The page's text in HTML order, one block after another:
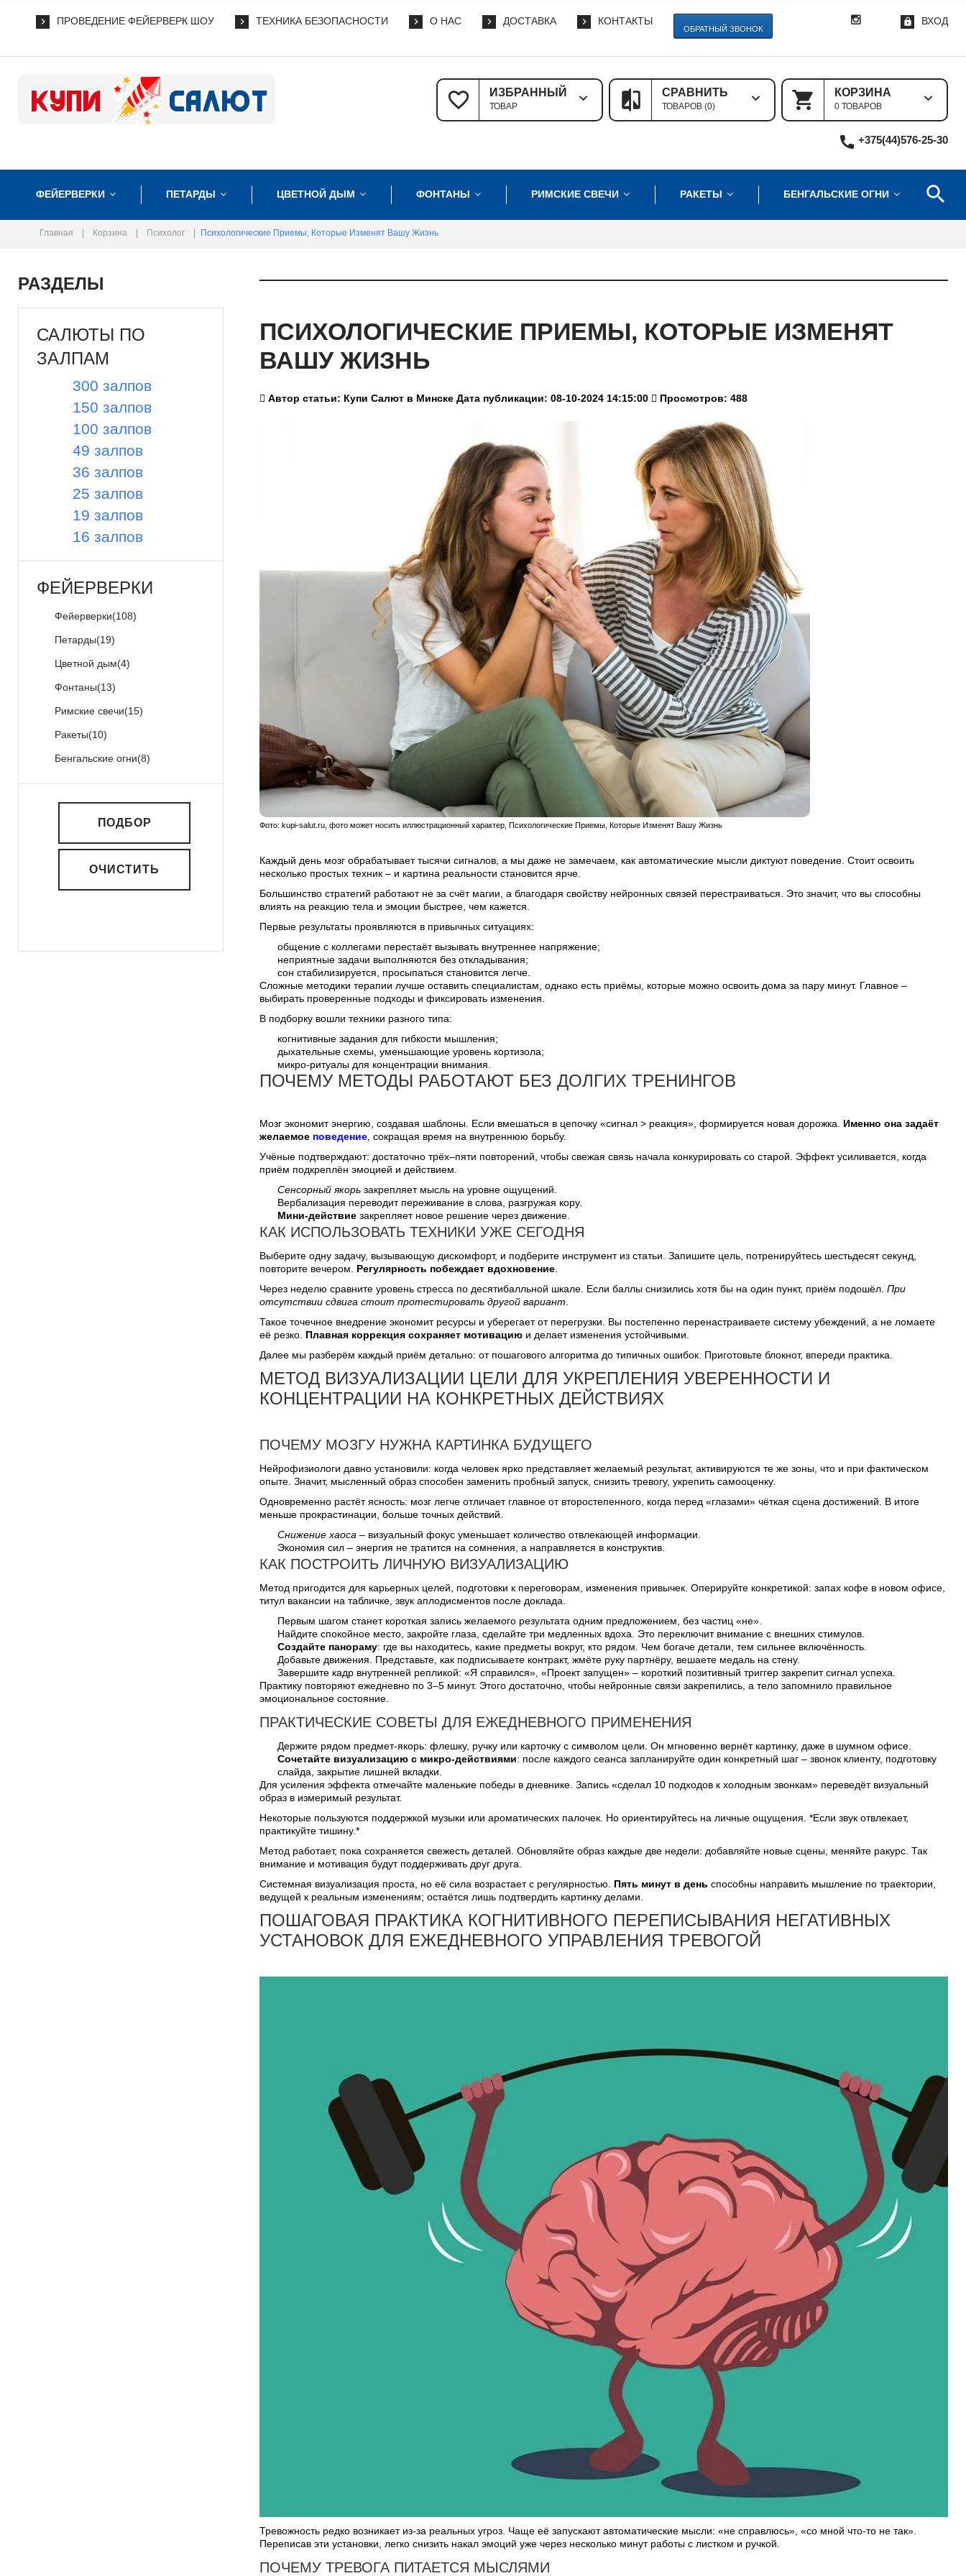
ПРОВЕДЕНИЕ ФЕЙЕРВЕРК ШОУ ТЕХНИКА БЕЗОПАСНОСТИ О НАС ДОСТАВКА КОНТАКТЫ ВХОД
ОБРАТНЫЙ ЗВОНОК
КОРЗИНА
0 ТОВАРОВ
СРАВНИТЬ
ТОВАРОВ (0)
ИЗБРАННЫЙ
ТОВАР
+375(44)576-25-30
ФЕЙЕРВЕРКИ ПЕТАРДЫ ЦВЕТНОЙ ДЫМ ФОНТАНЫ РИМСКИЕ СВЕЧИ РАКЕТЫ БЕНГАЛЬСКИЕ ОГНИ
Главная Корзина Психолог Психологические Приемы, Которые Изменят Вашу Жизнь
ПСИХОЛОГИЧЕСКИЕ ПРИЕМЫ, КОТОРЫЕ ИЗМЕНЯТ
ВАШУ ЖИЗНЬ
Автор статьи: Купи Салют в Минске Дата публикации: 08-10-2024 14:15:00 Просмотров: 488
Фото: kupi-salut.ru, фото может носить иллюстрационный характер, Психологические Приемы, Которые Изменят Вашу Жизнь
Каждый день мозг обрабатывает тысячи сигналов, а мы даже не замечаем, как автоматические мысли диктуют поведение. Стоит освоить
несколько простых техник – и картина реальности становится ярче.
Большинство стратегий работают не за счёт магии, а благодаря свойству нейронных связей перестраиваться. Это значит, что вы способны
влиять на реакцию тела и эмоции быстрее, чем кажется.
Первые результаты проявляются в привычных ситуациях:
общение с коллегами перестаёт вызывать внутреннее напряжение;
неприятные задачи выполняются без откладывания;
сон стабилизируется, просыпаться становится легче.
Сложные методики терапии лучше оставить специалистам, однако есть приёмы, которые можно освоить дома за пару минут. Главное –
выбирать проверенные подходы и фиксировать изменения.
В подборку вошли техники разного типа:
когнитивные задания для гибкости мышления;
дыхательные схемы, уменьшающие уровень кортизола;
микро-ритуалы для концентрации внимания.
ПОЧЕМУ МЕТОДЫ РАБОТАЮТ БЕЗ ДОЛГИХ ТРЕНИНГОВ
Мозг экономит энергию, создавая шаблоны. Если вмешаться в цепочку «сигнал > реакция», формируется новая дорожка. Именно она задаёт
желаемое поведение, сокращая время на внутреннюю борьбу.
Учёные подтверждают: достаточно трёх–пяти повторений, чтобы свежая связь начала конкурировать со старой. Эффект усиливается, когда
приём подкреплён эмоцией и действием.
Сенсорный якорь закрепляет мысль на уровне ощущений.
Вербализация переводит переживание в слова, разгружая кору.
Мини-действие закрепляет новое решение через движение.
КАК ИСПОЛЬЗОВАТЬ ТЕХНИКИ УЖЕ СЕГОДНЯ
Выберите одну задачу, вызывающую дискомфорт, и подберите инструмент из статьи. Запишите цель, потренируйтесь шестьдесят секунд,
повторите вечером. Регулярность побеждает вдохновение.
Через неделю сравните уровень стресса по десятибалльной шкале. Если баллы снизились хотя бы на один пункт, приём подошёл. При
отсутствии сдвига стоит протестировать другой вариант.
Такое точечное внедрение экономит ресурсы и уберегает от перегрузки. Вы постепенно перенастраиваете систему убеждений, а не ломаете
её резко. Плавная коррекция сохраняет мотивацию и делает изменения устойчивыми.
Далее мы разберём каждый приём детально: от пошагового алгоритма до типичных ошибок. Приготовьте блокнот, впереди практика.
МЕТОД ВИЗУАЛИЗАЦИИ ЦЕЛИ ДЛЯ УКРЕПЛЕНИЯ УВЕРЕННОСТИ И
КОНЦЕНТРАЦИИ НА КОНКРЕТНЫХ ДЕЙСТВИЯХ
ПОЧЕМУ МОЗГУ НУЖНА КАРТИНКА БУДУЩЕГО
Нейрофизиологи давно установили: когда человек ярко представляет желаемый результат, активируются те же зоны, что и при фактическом
опыте. Значит, мысленный образ способен заменить пробный запуск, снизить тревогу, укрепить самооценку.
Одновременно растёт ясность: мозг легче отличает главное от второстепенного, когда перед «глазами» чёткая сцена достижений. В итоге
меньше прокрастинации, больше точных действий.
Снижение хаоса – визуальный фокус уменьшает количество отвлекающей информации.
Экономия сил – энергия не тратится на сомнения, а направляется в конструктив.
КАК ПОСТРОИТЬ ЛИЧНУЮ ВИЗУАЛИЗАЦИЮ
Метод пригодится для карьерных целей, подготовки к переговорам, изменения привычек. Оперируйте конкретикой: запах кофе в новом офисе,
титул вакансии на табличке, звук аплодисментов после доклада.
Первым шагом станет короткая запись желаемого результата одним предложением, без частиц «не».
Найдите спокойное место, закройте глаза, сделайте три медленных вдоха. Это переключит внимание с внешних стимулов.
Создайте панораму: где вы находитесь, какие предметы вокруг, кто рядом. Чем богаче детали, тем сильнее включённость.
Добавьте движения. Представьте, как подписываете контракт, жмёте руку партнёру, вешаете медаль на стену.
Завершите кадр внутренней репликой: «Я справился», «Проект запущен» – короткий позитивный триггер закрепит сигнал успеха.
Практику повторяют ежедневно по 3–5 минут. Этого достаточно, чтобы нейронные связи закрепились, а тело запомнило правильное
эмоциональное состояние.
ПРАКТИЧЕСКИЕ СОВЕТЫ ДЛЯ ЕЖЕДНЕВНОГО ПРИМЕНЕНИЯ
Держите рядом предмет-якорь: флешку, ручку или карточку с символом цели. Он мгновенно вернёт картинку, даже в шумном офисе.
Сочетайте визуализацию с микро-действиями: после каждого сеанса запланируйте один конкретный шаг – звонок клиенту, подготовку
слайда, закрытие лишней вкладки.
Для усиления эффекта отмечайте маленькие победы в дневнике. Запись «сделал 10 подходов к холодным звонкам» переведёт визуальный
образ в измеримый результат.
Некоторые пользуются поддержкой музыки или ароматических палочек. Но ориентируйтесь на личные ощущения. *Если звук отвлекает,
практикуйте тишину.*
Метод работает, пока сохраняется свежесть деталей. Обновляйте образ каждые две недели: добавляйте новые сцены, меняйте ракурс. Так
внимание и мотивация будут поддерживать друг друга.
Системная визуализация проста, но её сила возрастает с регулярностью. Пять минут в день способны направить мышление по траектории,
ведущей к реальным изменениям; остаётся лишь подтвердить картинку делами.
ПОШАГОВАЯ ПРАКТИКА КОГНИТИВНОГО ПЕРЕПИСЫВАНИЯ НЕГАТИВНЫХ
УСТАНОВОК ДЛЯ ЕЖЕДНЕВНОГО УПРАВЛЕНИЯ ТРЕВОГОЙ
Тревожность редко возникает из-за реальных угроз. Чаще её запускают автоматические мысли: «не справлюсь», «со мной что-то не так».
Переписав эти установки, легко снизить накал эмоций уже через несколько минут работы с листком и ручкой.
ПОЧЕМУ ТРЕВОГА ПИТАЕТСЯ МЫСЛЯМИ
РАЗДЕЛЫ
САЛЮТЫ ПО
ЗАЛПАМ
300 залпов
150 залпов
100 залпов
49 залпов
36 залпов
25 залпов
19 залпов
16 залпов
ФЕЙЕРВЕРКИ
Фейерверки(108)
Петарды(19)
Цветной дым(4)
Фонтаны(13)
Римские свечи(15)
Ракеты(10)
Бенгальские огни(8)
ПОДБОР
ОЧИСТИТЬ